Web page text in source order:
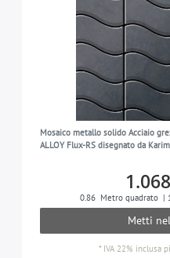
Mosaico metallo solido Acciaio
ALLOY Flux-RS disegnato da
0.86 Metro quadrato |
Metti
* IVA 22% inclusa